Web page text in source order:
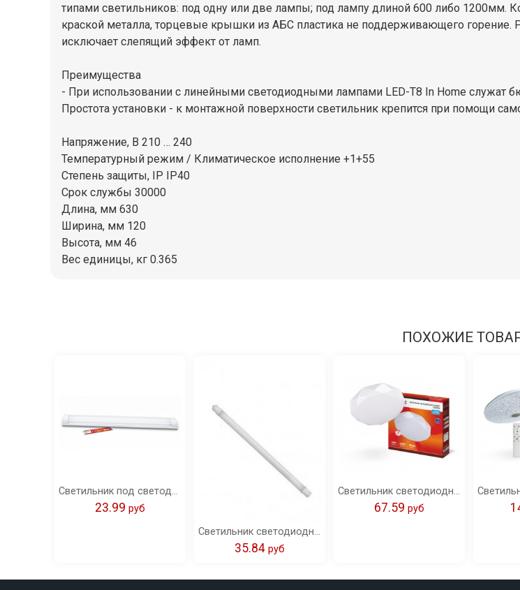
типами светильников: под одну или две лампы; под лампу длиной 600 либо 1200мм.
краской металла, торцевые крышки из АБС пластика не поддерживающего горение.
исключает слепящий эффект от ламп.
Преимущества
- При использовании с линейными светодиодными лампами LED-T8 In Home служат
Простота установки - к монтажной поверхности светильник крепится при помощи
Напряжение, В 210 … 240
Температурный режим / Климатическое исполнение +1+55
Степень защиты, IP IP40
Срок службы 30000
Длина, мм 630
Ширина, мм 120
Высота, мм 46
Вес единицы, кг 0.365
ПОХОЖИЕ
Светильник под светодиодную лампу SPO-405 2xLED-Т8-1200 G13 230В IP40 1200мм IN HOME
23.99pуб
Светильник светодиодный герметичный ССП-155 40Вт 230В 6500К 3000Лм 1200мм IP65 IN HOME
35.84pуб
Светильник светодиодный ELEMENT DIAMOND 60Вт 230В 4000K 4800Лм 480x80мм IN HOME
67.59pуб